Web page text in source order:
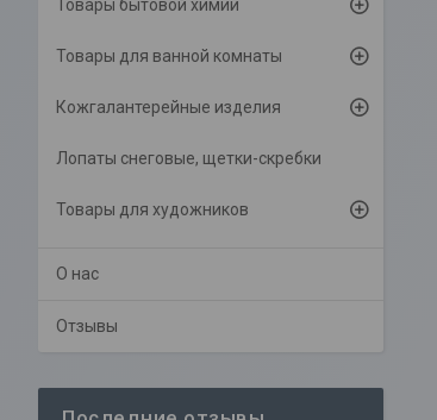
Товары бытовой химии
Товары для ванной комнаты
Кожгалантерейные изделия
Лопаты снеговые, щетки-скребки
Товары для художников
О нас
Отзывы